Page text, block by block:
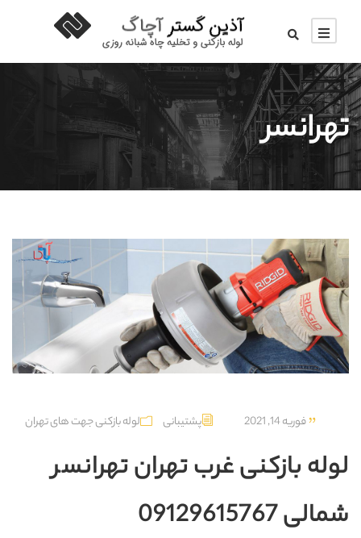
تهرانسر
فوریه 14, 2021 پشتیبانی لوله بازکنی جهت های تهران
لوله بازکنی غرب تهران تهرانسر
شمالی 09129615767